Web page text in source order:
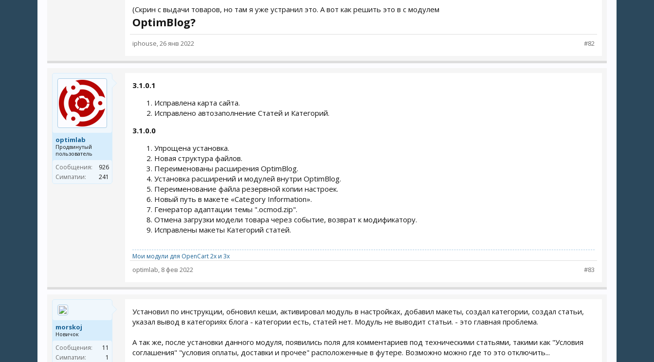
(Скрин с выдачи товаров, но там я уже устранил это. А вот как решить это в с модулем
OptimBlog?
iphouse,26 янв 2022 #82
optimlab
Продвинутый
пользователь
Сообщения:
926
Симпатии:
241
3.1.0.1
Исправлена карта сайта.
Исправлено автозаполнение Статей и Категорий.
3.1.0.0
Упрощена установка.
Новая структура файлов.
Переименованы расширения OptimBlog.
Установка расширений и модулей внутри OptimBlog.
Переименование файла резервной копии настроек.
Новый путь в макете «Category Information».
Генератор адаптации темы ".ocmod.zip".
Отмена загрузки модели товара через событие, возврат к модификатору.
Исправлены макеты Категорий статей.
Мои модули для OpenCart 2x и 3x
optimlab, 8 фев 2022 #83
morskoj
Новичок
Сообщения:
11
Симпатии:
1
Установил по инструкции, обновил кеши, активировал модуль в настройках, добавил макеты, создал категории, создал статьи,
указал вывод в категориях блога - категории есть, статей нет. Модуль не выводит статьи. - это главная проблема.
А так же, после установки данного модуля, появились поля для комментариев под техническими статьями, такими как "Условия
соглашения" "условия оплаты, доставки и прочее" расположенные в футере. Возможно можно где то это отключить...